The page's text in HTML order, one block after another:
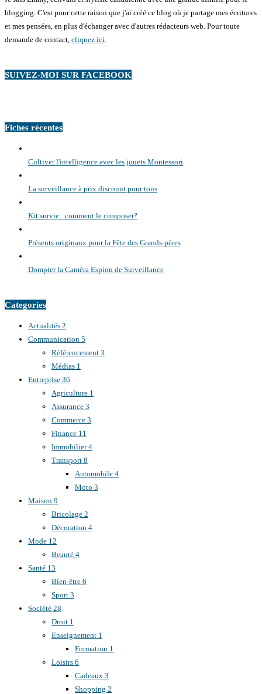
blogging. C'est pour cette raison que j'ai créé ce blog où je partage mes écritures
et mes pensées, en plus d'échanger avec d'autres rédacteurs web. Pour toute
demande de contact, cliquez ici.
SUIVEZ-MOI SUR FACEBOOK
Fiches récentes
Cultiver l'intelligence avec les jouets Montessori
La surveillance à prix discount pour tous
Kit survie : comment le composer?
Présents originaux pour la Fête des Grands-pères
Dompter la Caméra Espion de Surveillance
Categories
Actualités 2
Communication 5
Référencement 3
Médias 1
Entreprise 36
Agriculture 1
Assurance 3
Commerce 3
Finance 11
Immobilier4
Transport 8
Automobile 4
Moto 3
Maison 9
Bricolage 2
Décoration 4
Mode 12
Beauté 4
Santé 13
Bien-être 6
Sport 3
Société 28
Droit 1
Enseignement 1
Formation 1
Loisirs 6
Cadeaux 3
Shopping 2